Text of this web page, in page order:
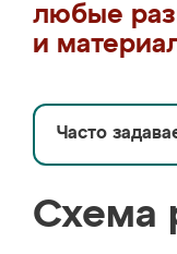
любые
и
Часто
Схема